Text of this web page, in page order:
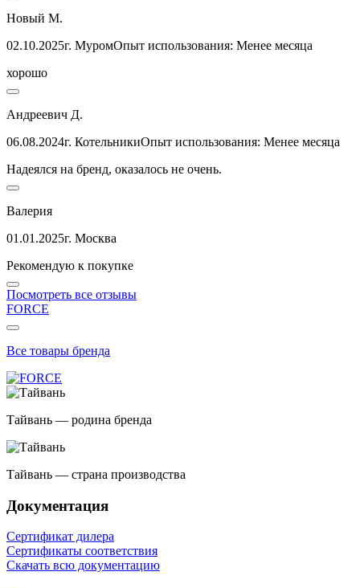
Новый М.
02.10.2025г. МуромОпыт использования: Менее месяца
хорошо
Андреевич Д.
06.08.2024г. КотельникиОпыт использования: Менее месяца
Надеялся на бренд, оказалось не очень.
Валерия
01.01.2025г. Москва
Рекомендую к покупке
Посмотреть все отзывы
FORCE
Все товары бренда
Тайвань — родина бренда
Тайвань — страна производства
Документация
Сертификат дилера
Сертификаты соответствия
Скачать всю документацию